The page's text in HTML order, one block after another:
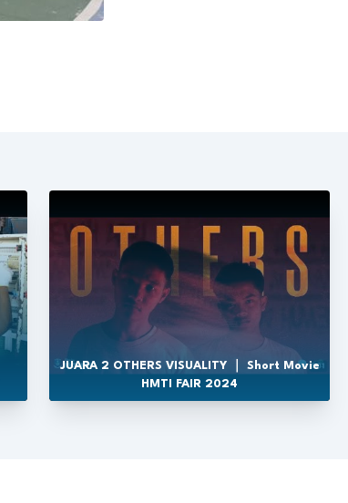
JUARA 2 OTHERS VISUALITY ｜ Short Movie
HMTI FAIR 2024